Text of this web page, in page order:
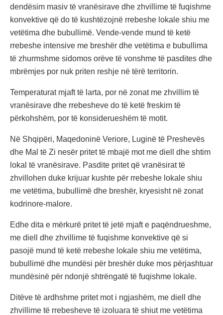
dendësim masiv të vranësirave dhe zhvillime të fuqishme
konvektive që do të kushtëzojnë rrebeshe lokale shiu me
vetëtima dhe bubullimë. Vende-vende mund të ketë
rrebeshe intensive me breshër dhe vetëtima e bubullima
të zhurmshme sidomos orëve të vonshme të pasdites dhe
mbrëmjes por nuk priten reshje në tërë territorin.
Temperaturat mjaft të larta, por në zonat me zhvillim të
vranësirave dhe rrebesheve do të ketë freskim të
përkohshëm, por të konsiderueshëm të motit.
Në Shqipëri, Maqedoninë Veriore, Luginë të Preshevës
dhe Mal të Zi nesër pritet të mbajë mot me diell dhe shtim
lokal të vranësirave. Pasdite pritet që vranësirat të
zhvillohen duke krijuar kushte për rrebeshe lokale shiu
me vetëtima, bubullimë dhe breshër, kryesisht në zonat
kodrinore-malore.
Edhe dita e mërkurë pritet të jetë mjaft e paqëndrueshme,
me diell dhe zhvillime të fuqishme konvektive që si
pasojë mund të ketë rrebeshe lokale shiu me vetëtima,
bubullimë dhe mundësi për breshër duke mos përjashtuar
mundësinë për ndonjë shtrëngatë të fuqishme lokale.
Ditëve të ardhshme pritet mot i ngjashëm, me diell dhe
zhvillime të rrebesheve të izoluara të shiut me vetëtima